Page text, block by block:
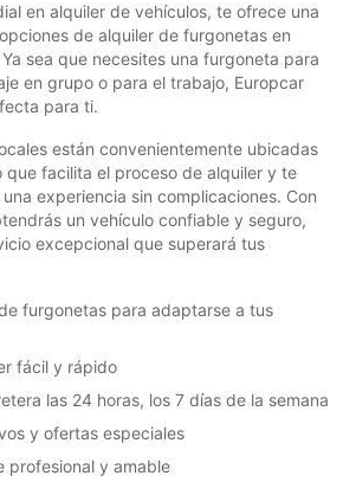
en alquiler de vehículos, te ofrece una
de alquiler de furgonetas en
sea que necesites una furgoneta para
en grupo o para el trabajo, Europcar
para ti.
están convenientemente ubicadas
que facilita el proceso de alquiler y te
experiencia sin complicaciones. Con
un vehículo confiable y seguro,
excepcional que superará tus
furgonetas para adaptarse a tus
fácil y rápido
las 24 horas, los 7 días de la semana
y ofertas especiales
profesional y amable